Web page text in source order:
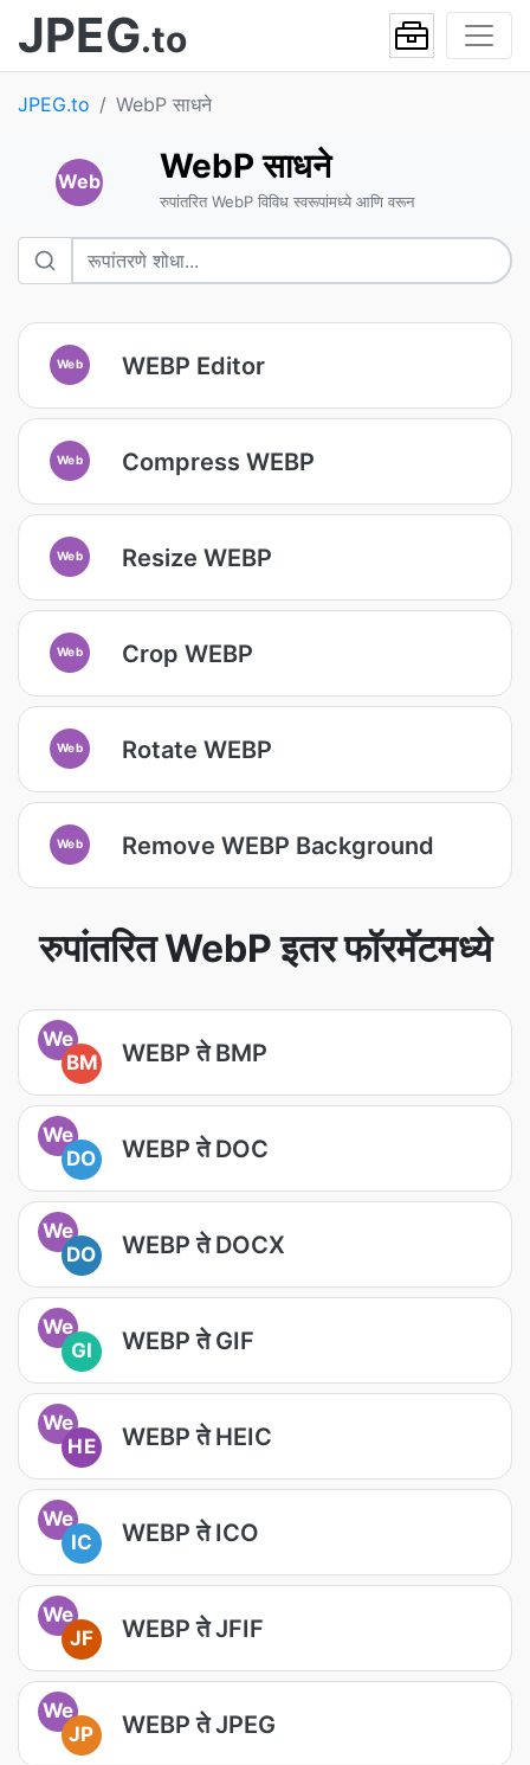
JPEG.to
JPEG.to WebP साधने
Web WebP साधने
रुपांतरित WebP विविध स्वरूपांमध्ये आणि वरून
Web WEBP Editor
Web Compress WEBP
Web Resize WEBP
Web Crop WEBP
Web Rotate WEBP
Web Remove WEBP Background
रुपांतरित WebP इतर फॉरमॅटमध्ये
We
BM
WEBP ते BMP
We
DO
WEBP ते DOC
We
DO
WEBP ते DOCX
We
GI
WEBP ते GIF
We
HE
WEBP ते HEIC
We
IC
WEBP ते ICO
We
JF
WEBP ते JFIF
We
JP
WEBP ते JPEG